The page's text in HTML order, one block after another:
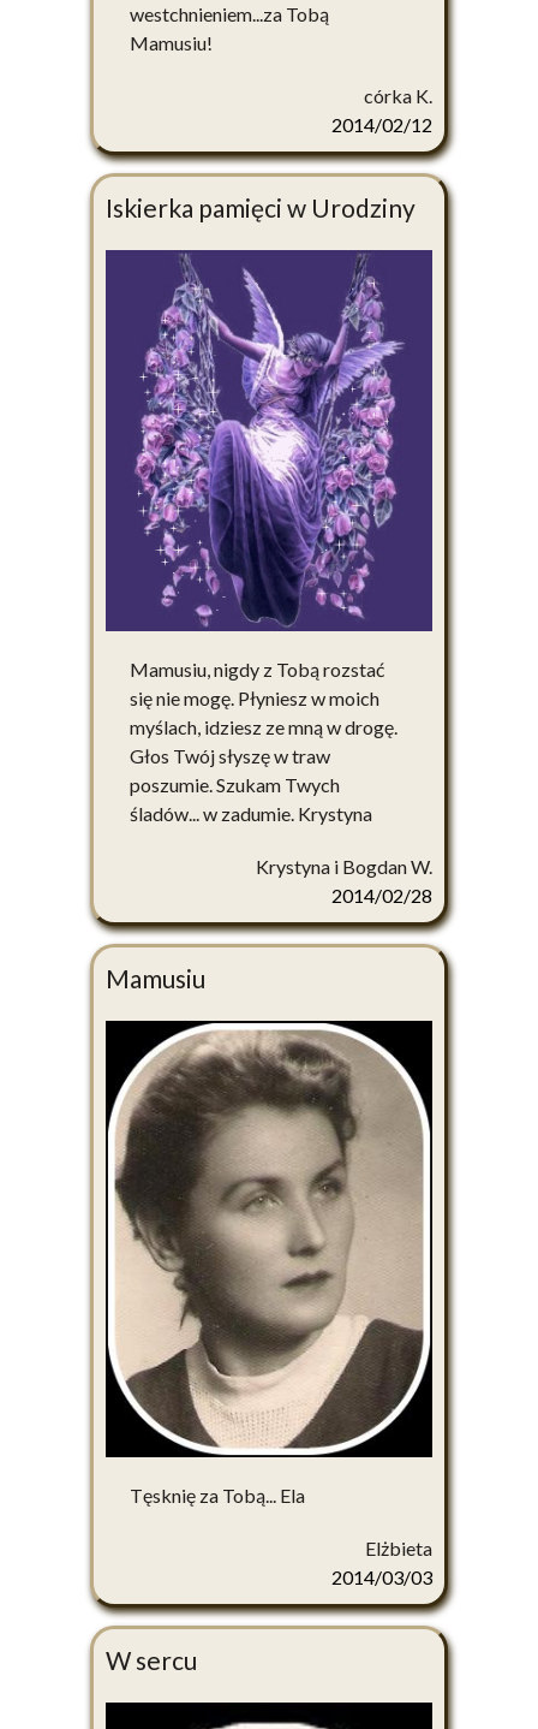
westchnieniem...za Tobą
Mamusiu!
córka K.
2014/02/12
Iskierka pamięci w Urodziny
Mamusiu, nigdy z Tobą rozstać
się nie mogę. Płyniesz w moich
myślach, idziesz ze mną w drogę.
Głos Twój słyszę w traw
poszumie. Szukam Twych
śladów... w zadumie. Krystyna
Krystyna i Bogdan W.
2014/02/28
Mamusiu
Tęsknię za Tobą... Ela
Elżbieta
2014/03/03
W sercu